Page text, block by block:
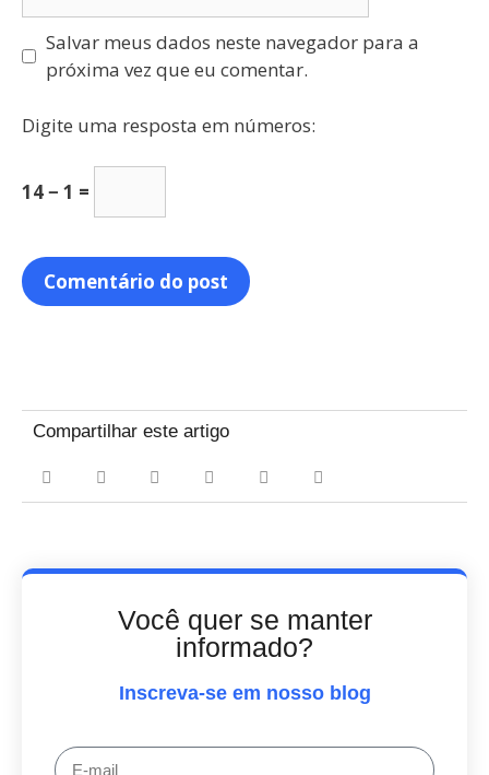
Salvar meus dados neste navegador para a
próxima vez que eu comentar.
Digite uma resposta em números:
14 − 1 =
Compartilhar este artigo
Você quer se manter
informado?
Inscreva-se em nosso blog